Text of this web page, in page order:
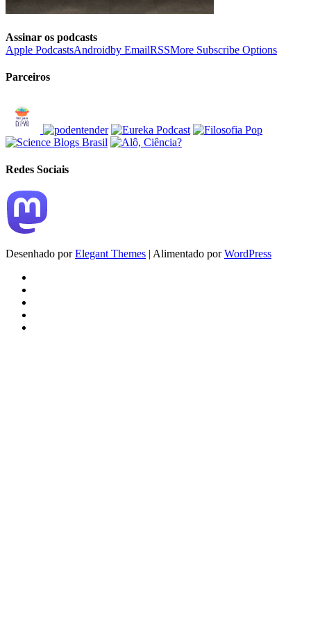
Assinar os podcasts
Apple PodcastsAndroidby EmailRSSMore Subscribe Options
Parceiros
Redes Sociais
Desenhado porElegant Themes | Alimentado porWordPress